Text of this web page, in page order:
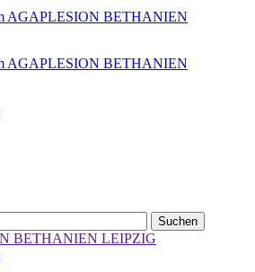
Suchen